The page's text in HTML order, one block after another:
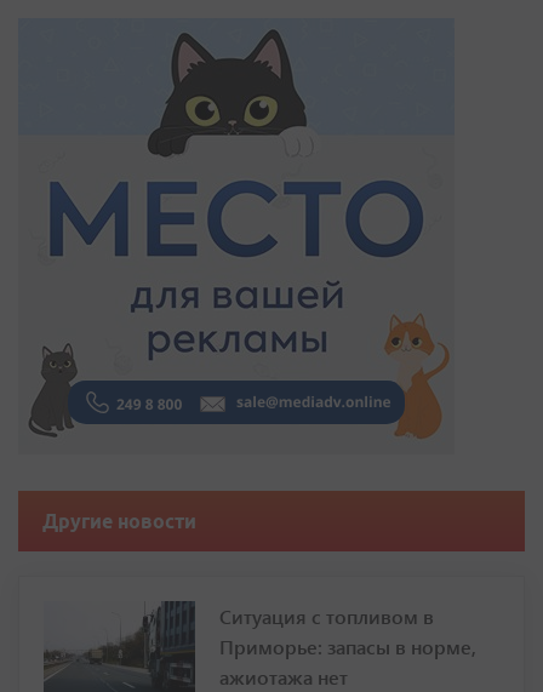
Другие новости
Ситуация с топливом в
Приморье: запасы в норме,
ажиотажа нет